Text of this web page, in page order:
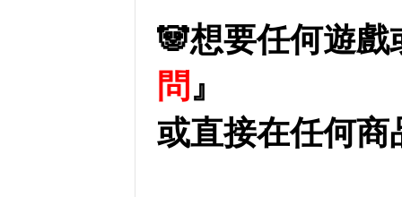
🐼想要任何遊
問』
或直接在任何